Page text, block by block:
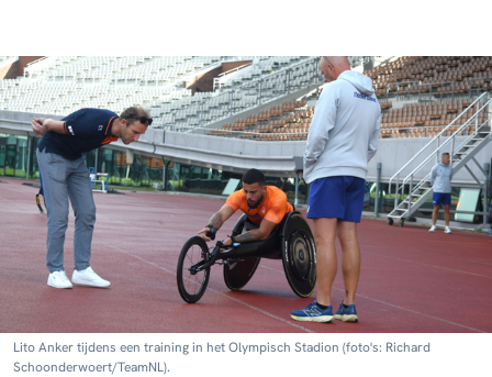
Lito Anker tijdens een training in het Olympisch Stadion (foto's: Richard
Schoonderwoert/TeamNL).